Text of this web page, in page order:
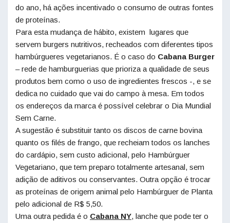
do ano, há ações incentivado o consumo de outras fontes
de proteínas.
Para esta mudança de hábito, existem lugares que
servem burgers nutritivos, recheados com diferentes tipos
hambúrgueres vegetarianos. É o caso do Cabana Burger
– rede de hamburguerias que prioriza a qualidade de seus
produtos bem como o uso de ingredientes frescos -, e se
dedica no cuidado que vai do campo à mesa. Em todos
os endereços da marca é possível celebrar o Dia Mundial
Sem Carne.
A sugestão é substituir tanto os discos de carne bovina
quanto os filés de frango, que recheiam todos os lanches
do cardápio, sem custo adicional, pelo Hambúrguer
Vegetariano, que tem preparo totalmente artesanal, sem
adição de aditivos ou conservantes. Outra opção é trocar
as proteínas de origem animal pelo Hambúrguer de Planta
pelo adicional de R$ 5,50.
Uma outra pedida é o Cabana NY, lanche que pode ter o